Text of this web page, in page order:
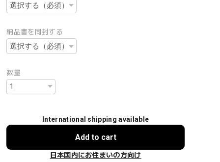
納品書を同封する
数量
International shipping available
Add to cart
日本国内にお住まいの方向け